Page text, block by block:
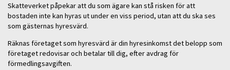
Skatteverket påpekar att du som ägare kan stå risken för att
bostaden inte kan hyras ut under en viss period, utan att du ska ses
som gästernas hyresvärd.
Räknas företaget som hyresvärd är din hyresinkomst det belopp som
företaget redovisar och betalar till dig, efter avdrag för
förmedlingsavgiften.